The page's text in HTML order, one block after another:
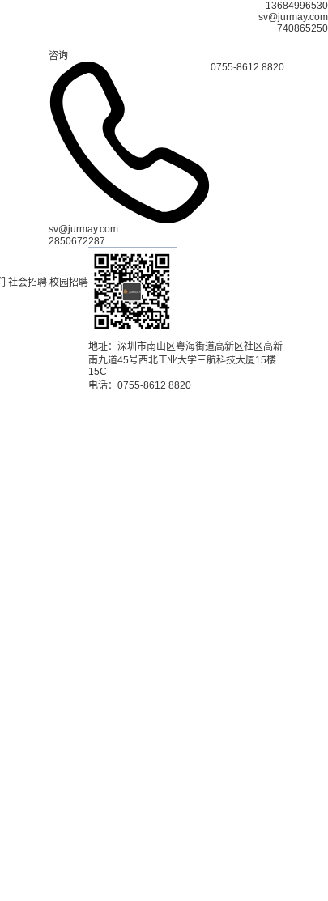
13684996530
sv@jurmay.com
740865250
咨询
0755-8612 8820
sv@jurmay.com
2850672287
社会招聘 校园招聘
地址：深圳市南山区粤海街道高新区社区高新
南九道45号西北工业大学三航科技大厦15楼
15C
电话：0755-8612 8820